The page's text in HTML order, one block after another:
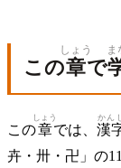
この章
しょう
で
ま
この章
しょう
では、 漢
かん
卉・卅・卍」の11